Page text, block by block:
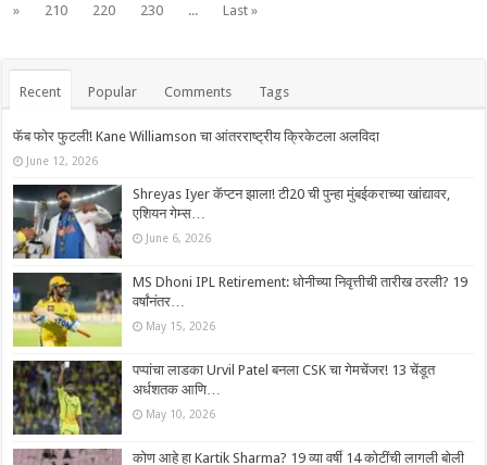
»
210 220 230 ... Last »
Recent Popular Comments Tags
फॅब फोर फुटली! Kane Williamson चा आंतरराष्ट्रीय क्रिकेटला अलविदा
June 12, 2026
Shreyas Iyer कॅप्टन झाला! टी20 ची पुन्हा मुंबईकराच्या खांद्यावर,
एशियन गेम्स…
June 6, 2026
MS Dhoni IPL Retirement: धोनीच्या निवृत्तीची तारीख ठरली? 19
वर्षांनंतर…
May 15, 2026
पप्पांचा लाडका Urvil Patel बनला CSK चा गेमचेंजर! 13 चेंडूत
अर्धशतक आणि…
May 10, 2026
कोण आहे हा Kartik Sharma? 19 व्या वर्षी 14 कोटींची लागली बोली